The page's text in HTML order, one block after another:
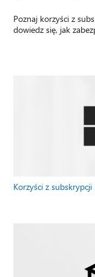
Poznaj korzyści z
dowiedz się, jak
Korzyści z